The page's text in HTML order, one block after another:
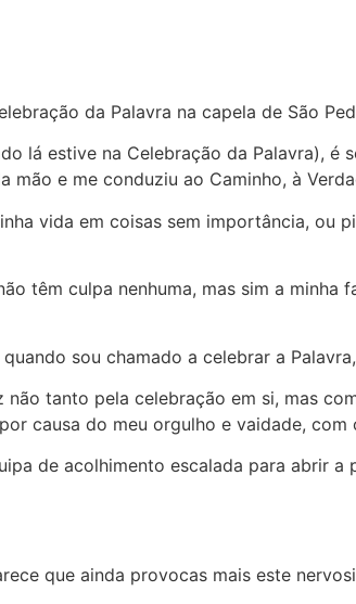
da Palavra na capela de São
lá estive na Celebração da Palavra), é
mão e me conduziu ao Caminho, à
vida em coisas sem importância, ou
têm culpa nenhuma, mas sim a
sou chamado a celebrar a
tanto pela celebração em si, mas
causa do meu orgulho e vaidade, com
de acolhimento escalada para abrir
que ainda provocas mais este